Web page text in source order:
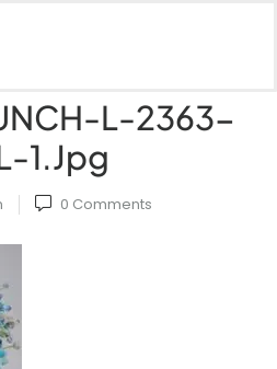
L-2363-
1.jpg
0 Comments